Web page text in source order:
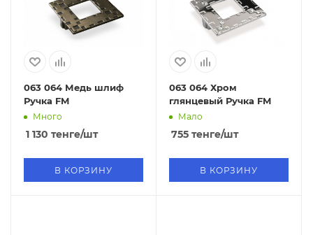
063 064 Медь шлиф
Ручка FM
Много
1 130 тенге/шт
В КОРЗИНУ
063 064 Хром
глянцевый Ручка FM
Мало
755 тенге/шт
В КОРЗИНУ